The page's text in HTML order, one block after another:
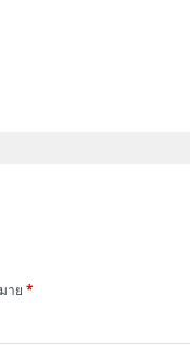
าย *